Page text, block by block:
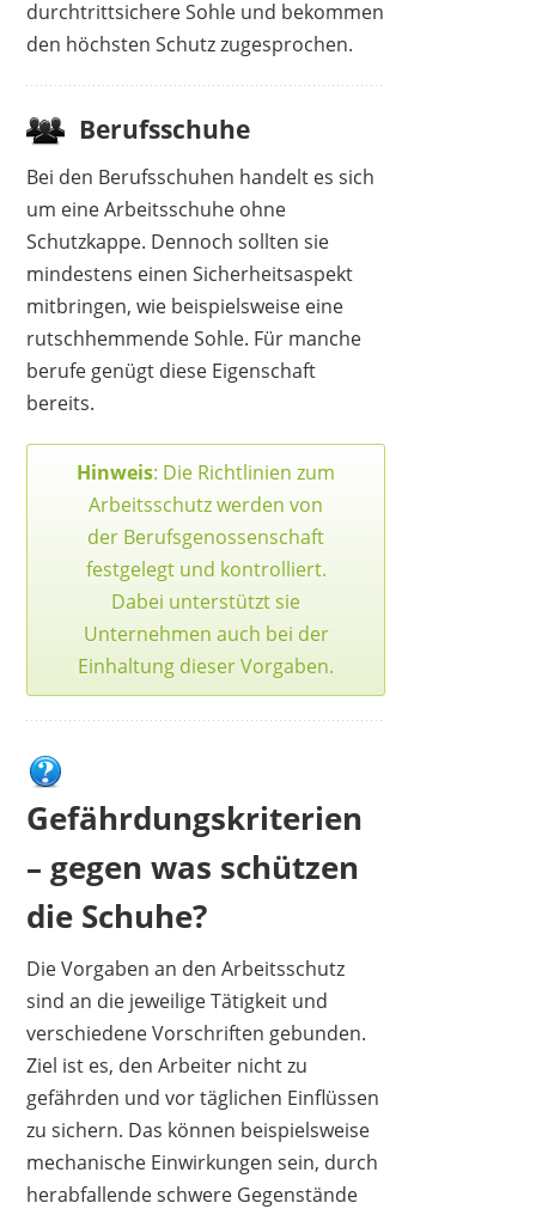
68,52 €
COFRA
72,85 €66,90 € *
1 2 3 4 5 6 7 8
durchtrittsichere Sohle und bekommen
den höchsten Schutz zugesprochen.
Berufsschuhe
Bei den Berufsschuhen handelt es sich
um eine Arbeitsschuhe ohne
Schutzkappe. Dennoch sollten sie
mindestens einen Sicherheitsaspekt
mitbringen, wie beispielsweise eine
rutschhemmende Sohle. Für manche
berufe genügt diese Eigenschaft
bereits.
Hinweis: Die Richtlinien zum
Arbeitsschutz werden von
der Berufsgenossenschaft
festgelegt und kontrolliert.
Dabei unterstützt sie
Unternehmen auch bei der
Einhaltung dieser Vorgaben.
Gefährdungskriterien
– gegen was schützen
die Schuhe?
Die Vorgaben an den Arbeitsschutz
sind an die jeweilige Tätigkeit und
verschiedene Vorschriften gebunden.
Ziel ist es, den Arbeiter nicht zu
gefährden und vor täglichen Einflüssen
zu sichern. Das können beispielsweise
mechanische Einwirkungen sein, durch
herabfallende schwere Gegenstände